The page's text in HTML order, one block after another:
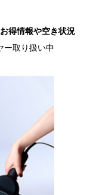
得情報や空き状況
ー取り扱い中